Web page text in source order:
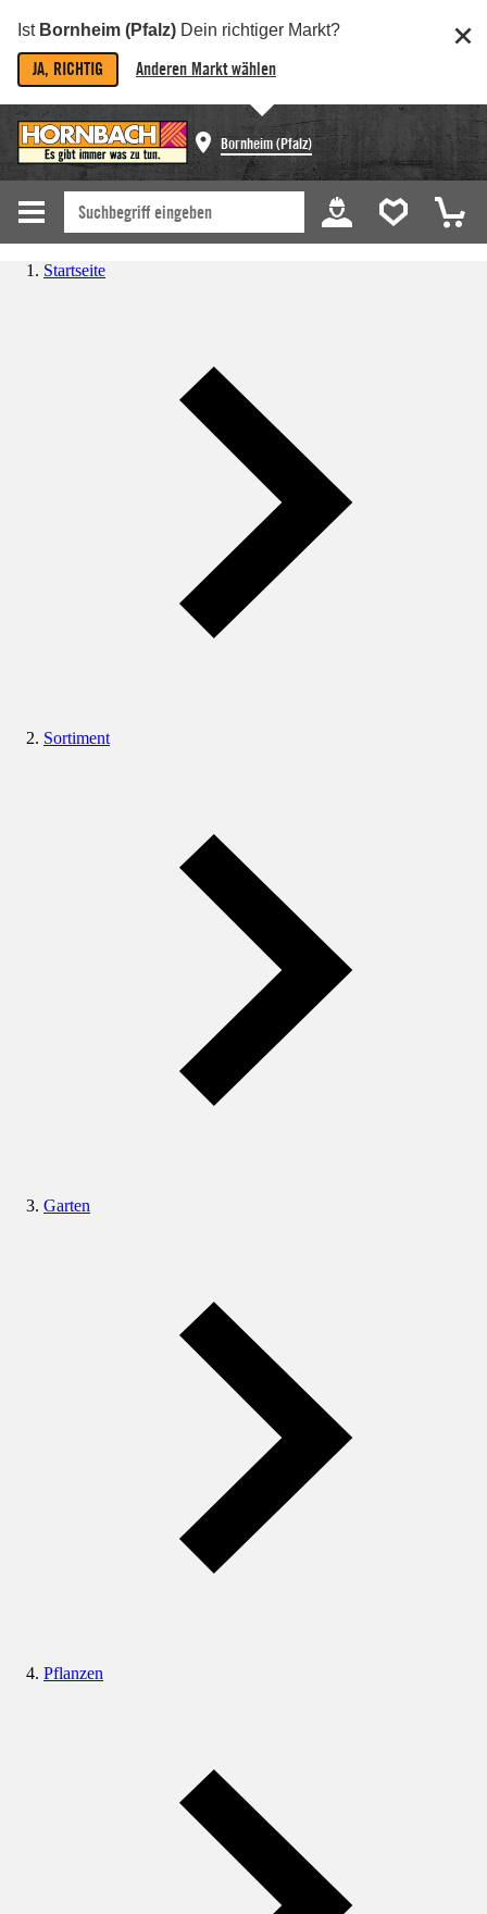
Ist Bornheim (Pfalz) Dein richtiger Markt?
JA, RICHTIG Anderen Markt wählen
Bornheim (Pfalz)
Startseite
Sortiment
Garten
Pflanzen